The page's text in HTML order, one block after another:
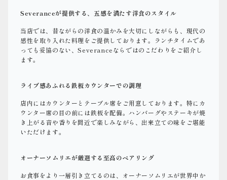
Severanceが提供する、五感を満たす洋食のスタイル
当店では、昔ながらの洋食の温かみを大切にしながらも、現代の
感性を取り入れた料理をご提供しております。ランチタイムであ
っても妥協のない、Severanceならではのこだわりをご紹介し
ます。
ライブ感あふれる鉄板カウンターでの調理
店内にはカウンターとテーブル席をご用意しております。特にカ
ウンター席の目の前には鉄板を配備。ハンバーグやステーキが焼
き上がる音や香りを間近で楽しみながら、出来立ての味をご堪能
いただけます。
オーナーソムリエが厳選する至高のペアリング
お食事をより一層引き立てるのは、オーナーソムリエが世界中か